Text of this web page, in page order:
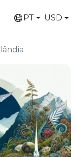
PT USD